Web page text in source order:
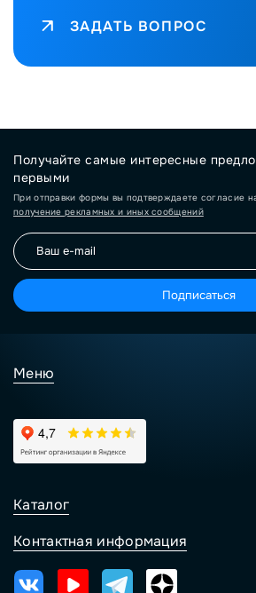
ЗАДАТЬ ВОПРОС
Получайте самые интересные
первыми
При отправки формы вы подтверждаете согласие
получение рекламных и иных сообщений
Подписаться
Меню
Каталог
Контактная информация